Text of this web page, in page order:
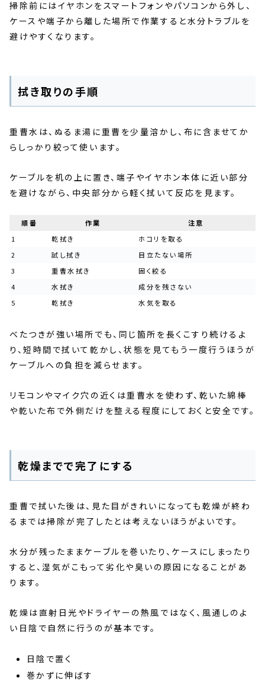
掃除前にはイヤホンをスマートフォンやパソコンから外し、
ケースや端子から離した場所で作業すると水分トラブルを
避けやすくなります。
拭き取りの手順
重曹水は、ぬるま湯に重曹を少量溶かし、布に含ませてか
らしっかり絞って使います。
ケーブルを机の上に置き、端子やイヤホン本体に近い部分
を避けながら、中央部分から軽く拭いて反応を見ます。
順番 作業
注意
1
乾拭き
ホコリを取る
2
試し拭き
目立たない場所
3
重曹水拭き
固く絞る
4
水拭き
成分を残さない
5
乾拭き 水気を取る
べたつきが強い場所でも、同じ箇所を長くこすり続けるよ
り、短時間で拭いて乾かし、状態を見てもう一度行うほうが
ケーブルへの負担を減らせます。
リモコンやマイク穴の近くは重曹水を使わず、乾いた綿棒
や乾いた布で外側だけを整える程度にしておくと安全です。
乾燥までで完了にする
重曹で拭いた後は、見た目がきれいになっても乾燥が終わ
るまでは掃除が完了したとは考えないほうがよいです。
水分が残ったままケーブルを巻いたり、ケースにしまったり
すると、湿気がこもって劣化や臭いの原因になることがあ
ります。
乾燥は直射日光やドライヤーの熱風ではなく、風通しのよ
い日陰で自然に行うのが基本です。
日陰で置く
巻かずに伸ばす